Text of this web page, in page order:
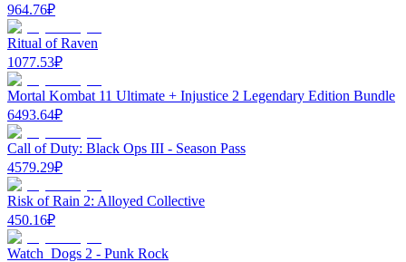
964.76₽
Ritual of Raven
1077.53₽
Mortal Kombat 11 Ultimate + Injustice 2 Legendary Edition Bundle
6493.64₽
Call of Duty: Black Ops III - Season Pass
4579.29₽
Risk of Rain 2: Alloyed Collective
450.16₽
Watch_Dogs 2 - Punk Rock